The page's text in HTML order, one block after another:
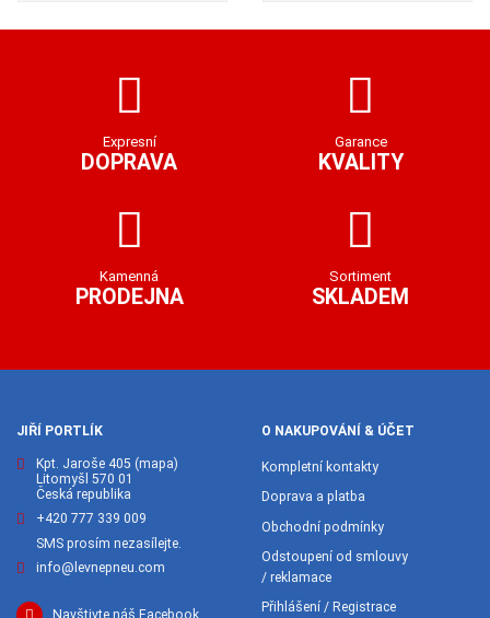
Expresní
DOPRAVA
Garance
KVALITY
Kamenná
PRODEJNA
Sortiment
SKLADEM
JIŘÍ PORTLÍK
Kpt. Jaroše 405 (mapa)
Litomyšl 570 01
Česká republika
+420 777 339 009
SMS prosím nezasílejte.
info@levnepneu.com
Navštivte náš Facebook
O NAKUPOVÁNÍ & ÚČET
Kompletní kontakty
Doprava a platba
Obchodní podmínky
Odstoupení od smlouvy
/ reklamace
Přihlášení / Registrace